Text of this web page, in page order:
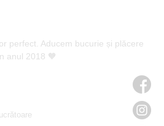
perfect. Aducem bucurie și plăcere
anul 2018 🧡